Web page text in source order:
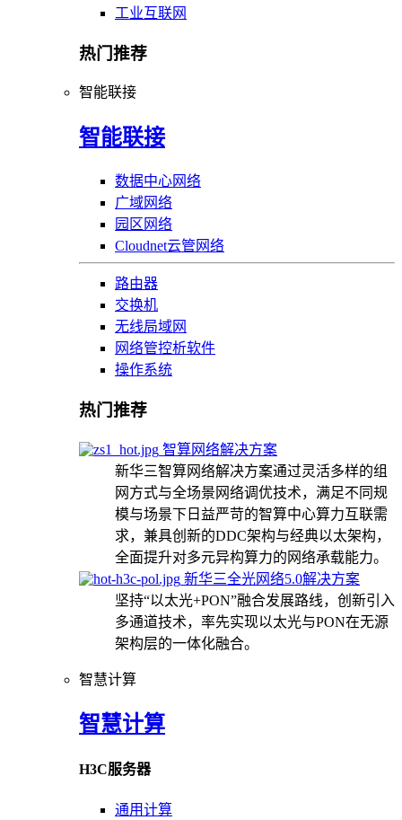
工业互联网
热门推荐
智能联接
智能联接
数据中心网络
广域网络
园区网络
Cloudnet云管网络
路由器
交换机
无线局域网
网络管控析软件
操作系统
热门推荐
智算网络解决方案
新华三智算网络解决方案通过灵活多样的组
网方式与全场景网络调优技术，满足不同规
模与场景下日益严苛的智算中心算力互联需
求，兼具创新的DDC架构与经典以太架构，
全面提升对多元异构算力的网络承载能力。
新华三全光网络5.0解决方案
坚持“以太光+PON”融合发展路线，创新引入
多通道技术，率先实现以太光与PON在无源
架构层的一体化融合。
智慧计算
智慧计算
H3C服务器
通用计算